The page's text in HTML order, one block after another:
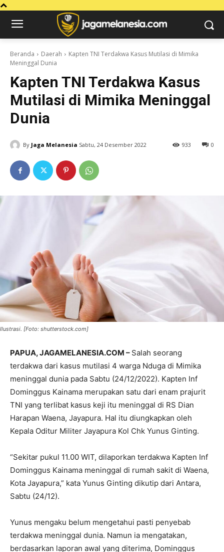
Beranda Daerah
Kapten TNI Terdakwa Kasus Mutilasi di Mimika
Meninggal Dunia
Kapten TNI Terdakwa Kasus
Mutilasi di Mimika Meninggal
Dunia
By Jaga Melanesia Sabtu, 24 Desember 2022 0
933
Ilustrasi. [Foto: shutterstock.com]
PAPUA, JAGAMELANESIA.COM – Salah seorang
terdakwa dari kasus mutilasi 4 warga Nduga di Mimika
meninggal dunia pada Sabtu (24/12/2022). Kapten Inf
Dominggus Kainama merupakan satu dari enam prajurit
TNI yang terlibat kasus keji itu meninggal di RS Dian
Harapan Waena, Jayapura. Hal itu diungkapkan oleh
Kepala Oditur Militer Jayapura Kol Chk Yunus Ginting.
“Sekitar pukul 11.00 WIT, dilaporkan terdakwa Kapten Inf
Dominggus Kainama meninggal di rumah sakit di Waena,
Kota Jayapura,” kata Yunus Ginting dikutip dari Antara,
Sabtu (24/12).
Yunus mengaku belum mengetahui pasti penyebab
terdakwa meninggal dunia. Namun ia mengatakan,
berdasarkan laporan awal yang diterima, Dominggus